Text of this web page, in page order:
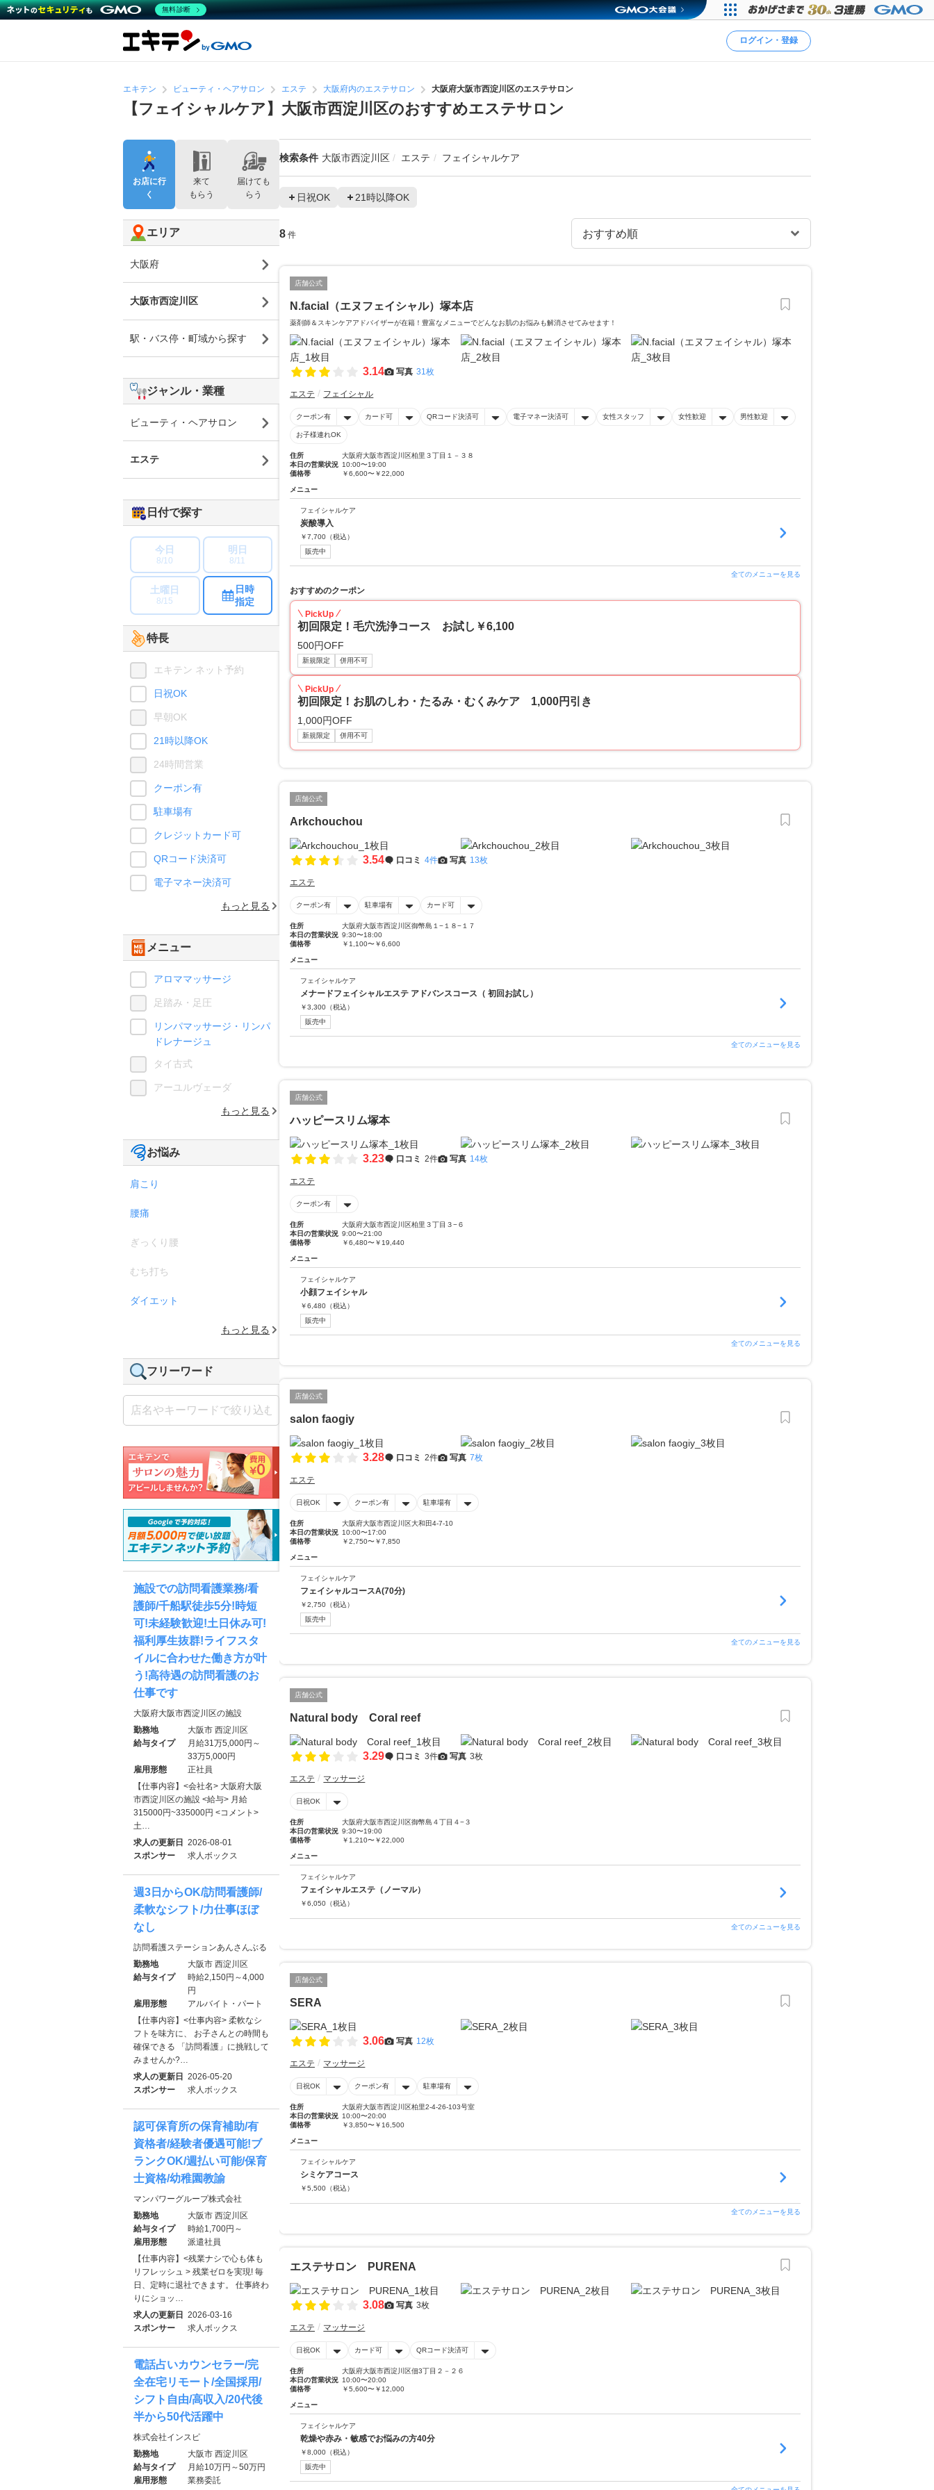
ログイン・登録
エキテン ビューティ・ヘアサロン エステ 大阪府内のエステサロン 大阪府大阪市西淀川区のエステサロン
【フェイシャルケア】大阪市西淀川区のおすすめエステサロン
検索条件 大阪市西淀川区 エステ フェイシャルケア
日祝OK 21時以降OK
8 件
店舗公式
N.facial（エヌフェイシャル）塚本店
薬剤師＆スキンケアアドバイザーが在籍！豊富なメニューでどんなお肌のお悩みも解消させてみせます！
3.14 写真 31枚
エステ フェイシャル
クーポン有 カード可 QRコード決済可 電子マネー決済可 女性スタッフ 女性歓迎 男性歓迎
お子様連れOK
住所
大阪府大阪市西淀川区柏里３丁目１－３８
本日の営業状況 10:00〜19:00
価格帯
￥6,600〜￥22,000
メニュー
フェイシャルケア
炭酸導入
￥7,700 （税込）
販売中
全てのメニューを見る
おすすめのクーポン
PickUp
初回限定！毛穴洗浄コース お試し￥6,100
500円OFF
新規限定 併用不可
PickUp
初回限定！お肌のしわ・たるみ・むくみケア 1,000円引き
1,000円OFF
新規限定 併用不可
店舗公式
Arkchouchou
3.54 口コミ 4件 写真 13枚
エステ
クーポン有 駐車場有 カード可
住所
大阪府大阪市西淀川区御幣島１−１８−１７
本日の営業状況 9:30〜18:00
価格帯
￥1,100〜￥6,600
メニュー
フェイシャルケア
メナードフェイシャルエステ アドバンスコース（ 初回お試し）
￥3,300 （税込）
販売中
全てのメニューを見る
店舗公式
ハッピースリム塚本
3.23 口コミ 2件 写真 14枚
エステ
クーポン有
住所
大阪府大阪市西淀川区柏里３丁目３−６
本日の営業状況 9:00〜21:00
価格帯
￥6,480〜￥19,440
メニュー
フェイシャルケア
小顔フェイシャル
￥6,480 （税込）
販売中
全てのメニューを見る
店舗公式
salon faogiy
3.28 口コミ 2件 写真 7枚
エステ
日祝OK クーポン有 駐車場有
住所
大阪府大阪市西淀川区大和田4-7-10
本日の営業状況 10:00〜17:00
価格帯
￥2,750〜￥7,850
メニュー
フェイシャルケア
フェイシャルコースA(70分)
￥2,750 （税込）
販売中
全てのメニューを見る
店舗公式
Natural body Coral reef
3.29 口コミ 3件 写真 3枚
エステ マッサージ
日祝OK
住所
大阪府大阪市西淀川区御幣島４丁目４−３
本日の営業状況 9:30〜19:00
価格帯
￥1,210〜￥22,000
メニュー
フェイシャルケア
フェイシャルエステ（ノーマル）
￥6,050 （税込）
全てのメニューを見る
店舗公式
SERA
3.06 写真 12枚
エステ マッサージ
日祝OK クーポン有 駐車場有
住所
大阪府大阪市西淀川区柏里2-4-26-103号室
本日の営業状況 10:00〜20:00
価格帯
￥3,850〜￥16,500
メニュー
フェイシャルケア
シミケアコース
￥5,500 （税込）
全てのメニューを見る
エステサロン PURENA
3.08 写真 3枚
エステ マッサージ
日祝OK カード可 QRコード決済可
住所
大阪府大阪市西淀川区佃3丁目２－２６
本日の営業状況 10:00〜20:00
価格帯
￥5,600〜￥12,000
メニュー
フェイシャルケア
乾燥や赤み・敏感でお悩みの方40分
￥8,000 （税込）
販売中
お店に行
く
来て
もらう
届けても
らう
エリア
大阪府
大阪市西淀川区
駅・バス停・町域から探す
ジャンル・業種
ビューティ・ヘアサロン
エステ
日付で探す
今日
8/10
明日
8/11
土曜日
8/15
日時
指定
特長
エキテン ネット予約
日祝OK
早朝OK
21時以降OK
24時間営業
クーポン有
駐車場有
クレジットカード可
QRコード決済可
電子マネー決済可
もっと見る
メニュー
アロママッサージ
足踏み・足圧
リンパマッサージ・リンパ
ドレナージュ
タイ古式
アーユルヴェーダ
もっと見る
お悩み
肩こり
腰痛
ぎっくり腰
むち打ち
ダイエット
もっと見る
フリーワード
施設での訪問看護業務/看
護師/千船駅徒歩5分!時短
可!未経験歓迎!土日休み可!
福利厚生抜群!ライフスタ
イルに合わせた働き方が叶
う!高待遇の訪問看護のお
仕事です
大阪府大阪市西淀川区の施設
勤務地
大阪市 西淀川区
給与タイプ
月給31万5,000円～
33万5,000円
雇用形態
正社員
【仕事内容】<会社名> 大阪府大阪
市西淀川区の施設 <給与> 月給
315000円~335000円 <コメント>
土…
求人の更新日 2026-08-01
スポンサー
求人ボックス
週3日からOK/訪問看護師/
柔軟なシフト/力仕事ほぼ
なし
訪問看護ステーションあんさんぶる
勤務地
大阪市 西淀川区
給与タイプ
時給2,150円～4,000
円
雇用形態
アルバイト・パート
【仕事内容】<仕事内容> 柔軟なシ
フトを味方に、 お子さんとの時間も
確保できる 「訪問看護」に挑戦して
みませんか?…
求人の更新日 2026-05-20
スポンサー
求人ボックス
認可保育所の保育補助/有
資格者/経験者優遇可能!ブ
ランクOK/週払い可能/保育
士資格/幼稚園教諭
マンパワーグループ株式会社
勤務地
大阪市 西淀川区
給与タイプ
時給1,700円～
雇用形態
派遣社員
【仕事内容】<残業ナシで心も体も
リフレッシュ > 残業ゼロを実現! 毎
日、定時に退社できます。 仕事終わ
りにショッ…
求人の更新日 2026-03-16
スポンサー
求人ボックス
電話占いカウンセラー/完
全在宅リモート/全国採用/
シフト自由/高収入/20代後
半から50代活躍中
株式会社インスピ
勤務地
大阪市 西淀川区
給与タイプ
月給10万円～50万円
雇用形態
業務委託
無料診断